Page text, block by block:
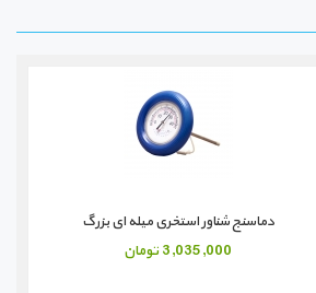
دماسنج شناور استخری استیل
1,310,000 تومان
دماسنج شناور استخری
740,000 تومان
دماسنج شناور استخری میله ای بزرگ
3,035,000 تومان